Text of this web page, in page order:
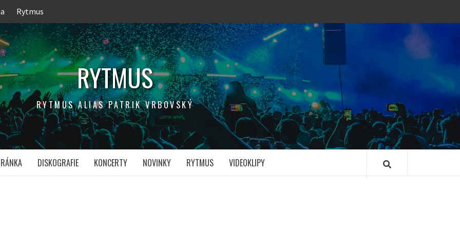
Rytmus
RYTMUS
RYTMUS ALIAS PATRIK VRBOVSKÝ
DISKOGRAFIE KONCERTY NOVINKY RYTMUS VIDEOKLIPY